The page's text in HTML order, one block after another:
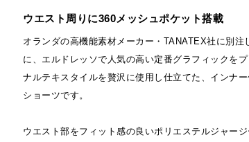
ウエスト周りに360メッシュポケット搭載
オランダの高機能素材メーカー・TANATEX社に別注
に、エルドレッソで人気の高い定番グラフィックを
ナルテキスタイルを贅沢に使用し仕立てた、インナ
ショーツです。
ウエスト部をフィット感の良いポリエステルジャー